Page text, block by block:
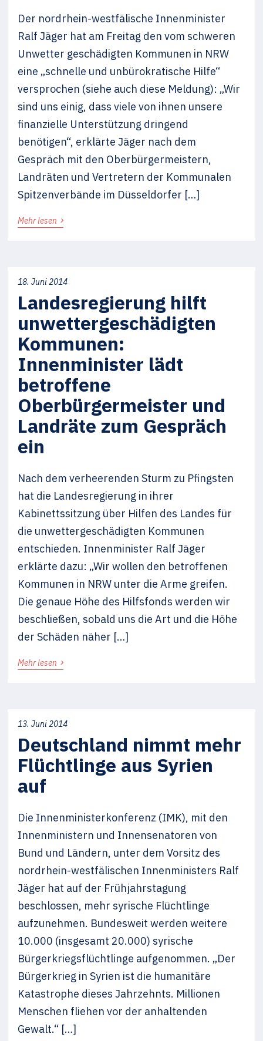
Der nordrhein-westfälische Innenminister
Ralf Jäger hat am Freitag den vom schweren
Unwetter geschädigten Kommunen in NRW
eine „schnelle und unbürokratische Hilfe“
versprochen (siehe auch diese Meldung): „Wir
sind uns einig, dass viele von ihnen unsere
finanzielle Unterstützung dringend
benötigen“, erklärte Jäger nach dem
Gespräch mit den Oberbürgermeistern,
Landräten und Vertretern der Kommunalen
Spitzenverbände im Düsseldorfer […]
Mehr lesen ›
18. Juni 2014
Landesregierung hilft
unwettergeschädigten
Kommunen:
Innenminister lädt
betroffene
Oberbürgermeister und
Landräte zum Gespräch
ein
Nach dem verheerenden Sturm zu Pfingsten
hat die Landesregierung in ihrer
Kabinettssitzung über Hilfen des Landes für
die unwettergeschädigten Kommunen
entschieden. Innenminister Ralf Jäger
erklärte dazu: „Wir wollen den betroffenen
Kommunen in NRW unter die Arme greifen.
Die genaue Höhe des Hilfsfonds werden wir
beschließen, sobald uns die Art und die Höhe
der Schäden näher […]
Mehr lesen ›
13. Juni 2014
Deutschland nimmt mehr
Flüchtlinge aus Syrien
auf
Die Innenministerkonferenz (IMK), mit den
Innenministern und Innensenatoren von
Bund und Ländern, unter dem Vorsitz des
nordrhein-westfälischen Innenministers Ralf
Jäger hat auf der Frühjahrstagung
beschlossen, mehr syrische Flüchtlinge
aufzunehmen. Bundesweit werden weitere
10.000 (insgesamt 20.000) syrische
Bürgerkriegsflüchtlinge aufgenommen. „Der
Bürgerkrieg in Syrien ist die humanitäre
Katastrophe dieses Jahrzehnts. Millionen
Menschen fliehen vor der anhaltenden
Gewalt.“ […]